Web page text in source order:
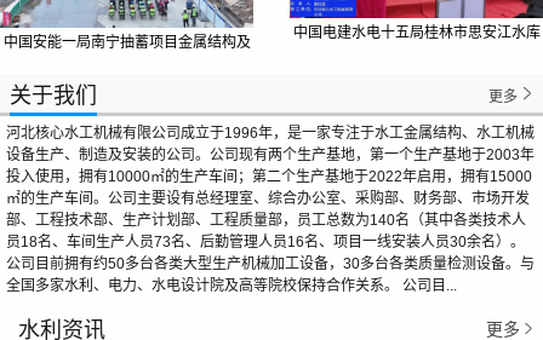
中国安能一局南宁抽蓄项目金属结构及
中国电建水电十五局桂林市思安江水库
关于我们 更多 
河北核心水工机械有限公司成立于1996年，是一家专注于水工金属结构、水工机械
设备生产、制造及安装的公司。公司现有两个生产基地，第一个生产基地于2003年
投入使用，拥有10000㎡的生产车间；第二个生产基地于2022年启用，拥有15000
㎡的生产车间。公司主要设有总经理室、综合办公室、采购部、财务部、市场开发
部、工程技术部、生产计划部、工程质量部，员工总数为140名（其中各类技术人
员18名、车间生产人员73名、后勤管理人员16名、项目一线安装人员30余名）。
公司目前拥有约50多台各类大型生产机械加工设备，30多台各类质量检测设备。与
全国多家水利、电力、水电设计院及高等院校保持合作关系。 公司目...
水利资讯 更多 